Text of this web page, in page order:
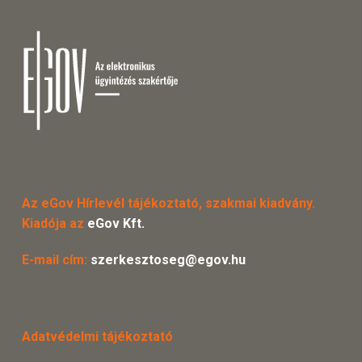
Az eGov Hírlevél tájékoztató, szakmai kiadvány.
Kiadója az eGov Kft.
E-mail cím: szerkesztoseg@egov.hu
Adatvédelmi tájékoztató